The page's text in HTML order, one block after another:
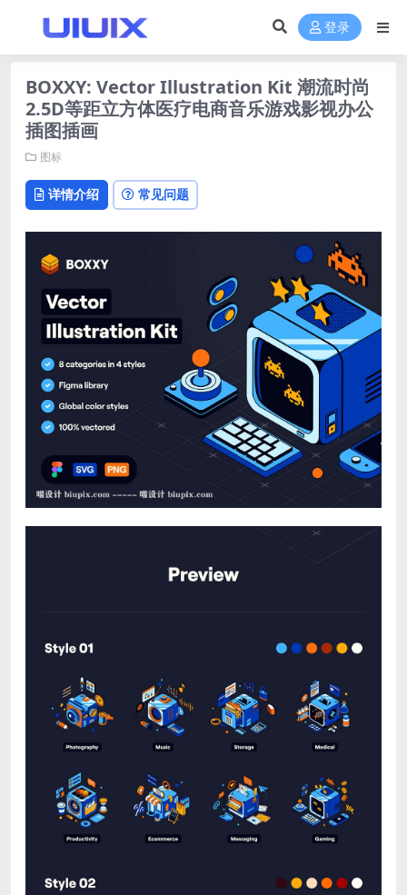
登录
BOXXY: Vector Illustration Kit 潮流时尚
2.5D等距立方体医疗电商音乐游戏影视办公
插图插画
图标
详情介绍 常见问题